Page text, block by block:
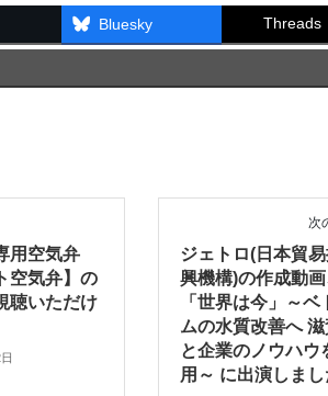
Bluesky Threads
用空気弁
空気弁】の
聴いただけ
次
ジェトロ(日本貿
興機構)の作成動画
「世界は今」～ベ
ムの水質改善へ
と企業のノウハウ
用～ に出演しまし